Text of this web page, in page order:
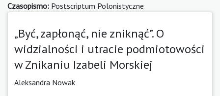
Czasopismo: Postscriptum Polonistyczne
„Być, zapłonąć, nie zniknąć”. O
widzialności i utracie podmiotowości
w Znikaniu Izabeli Morskiej
Aleksandra Nowak